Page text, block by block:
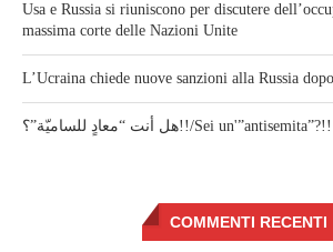
Usa e Russia si riuniscono per discutere
massima corte delle Nazioni Unite
L’Ucraina chiede nuove sanzioni alla Russia
هل أنت “معادٍ للساميّة”؟!!/Sei un'”antisemita”?!!
COMMENTI RECENTI